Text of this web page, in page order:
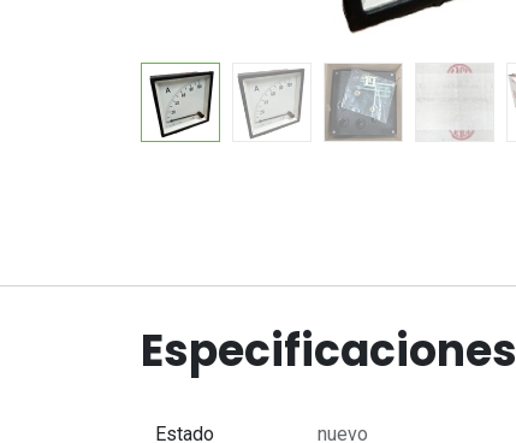
Especificaciones
Estado nuevo